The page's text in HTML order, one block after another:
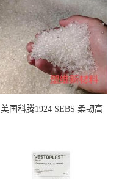
美国科腾1924 SEBS 柔韧高